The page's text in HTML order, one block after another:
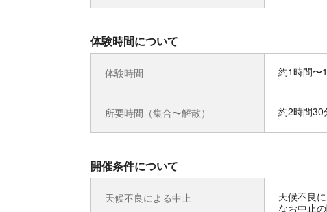
体験時間について
体験時間 約1時間〜
所要時間（集合〜解散） 約2時間30
開催条件について
天候不良による中止
天候不良
なお中止